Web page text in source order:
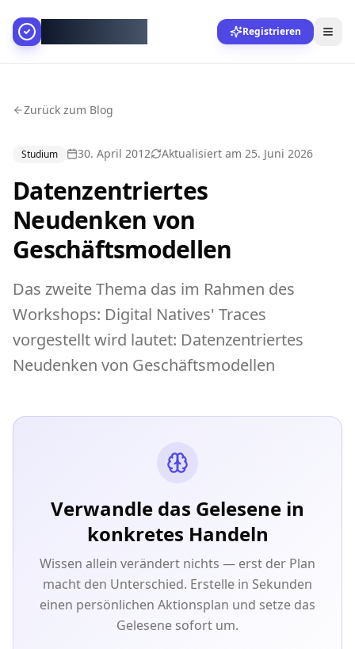
Registrieren
Zurück zum Blog
Studium 30. April 2012 Aktualisiert am 25. Juni 2026
Datenzentriertes
Neudenken von
Geschäftsmodellen
Das zweite Thema das im Rahmen des
Workshops: Digital Natives' Traces
vorgestellt wird lautet: Datenzentriertes
Neudenken von Geschäftsmodellen
Verwandle das Gelesene in
konkretes Handeln
Wissen allein verändert nichts — erst der Plan
macht den Unterschied. Erstelle in Sekunden
einen persönlichen Aktionsplan und setze das
Gelesene sofort um.